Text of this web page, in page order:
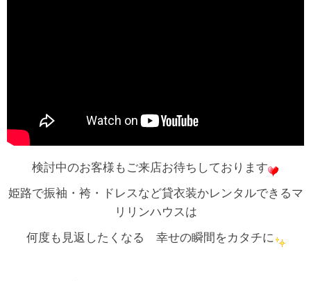
検討中のお客様もご来店お待ちしております
姫路で振袖・袴・ドレスなど貸衣装かレンタルできるマ
リリンハウスは
何度も見返したくなる 幸せの瞬間をカタチに